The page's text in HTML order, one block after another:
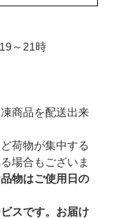
～21時
商品を配送出来
荷物が集中する
場合もございま
物はご使用日の
スです。お届け